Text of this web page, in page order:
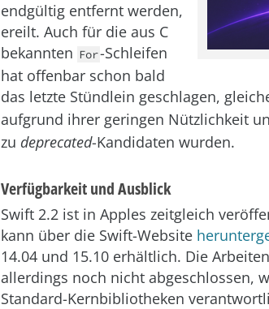
endgültig entfernt werden,
ereilt. Auch für die aus C
bekannten For-Schleifen
hat offenbar schon bald
das letzte Stündlein geschlagen,
aufgrund ihrer geringen Nützlichkeit
zu deprecated-Kandidaten wurden.
Verfügbarkeit und Ausblick
Swift 2.2 ist in Apples zeitgleich
kann über die Swift-Website
14.04 und 15.10 erhältlich. Die
allerdings noch nicht abgeschlossen,
Standard-Kernbibliotheken